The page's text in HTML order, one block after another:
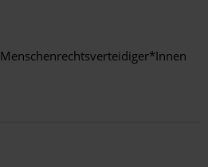
Menschenrechtsverteidiger*innen